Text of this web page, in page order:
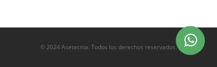
© 2024 Asetecnia. Todos los derechos reservados.